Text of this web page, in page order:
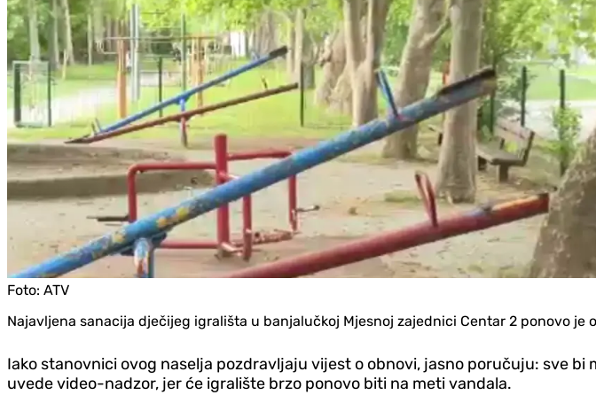
Foto: ATV
Najavljena sanacija dječijeg igrališta u banjalučkoj Mjesnoj zajednici Centar 2 ponovo
Iako stanovnici ovog naselja pozdravljaju vijest o obnovi, jasno poručuju: sve
uvede video-nadzor, jer će igralište brzo ponovo biti na meti vandala.